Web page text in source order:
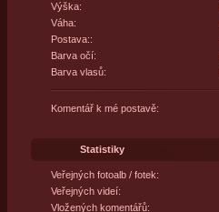
Výška:
Váha:
Postava::
Barva očí:
Barva vlasů:
Komentář k mé postavě:
Statistiky
Veřejných fotoalb / fotek:
Veřejných videí:
Vložených komentářů: